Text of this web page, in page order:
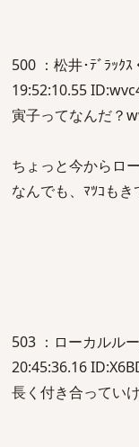
500 ：松井･ﾃﾞﾗｯｸ
19:52:10.55
寅子ってなんだ？
ちょっと今からロ
なんでも、ﾏﾂｺもき
503 ：ローカルル
20:45:36.16
長く付き合ってい